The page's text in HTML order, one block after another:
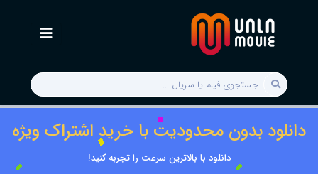
دانلود بدون محدودیت با خرید اشتراک ویژه
دانلود با بالاترین سرعت را تجربه کنید!